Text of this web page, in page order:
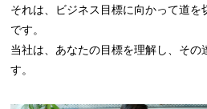
それは、ビジネス目標に向かって道
です。
当社は、あなたの目標を理解し、その
す。